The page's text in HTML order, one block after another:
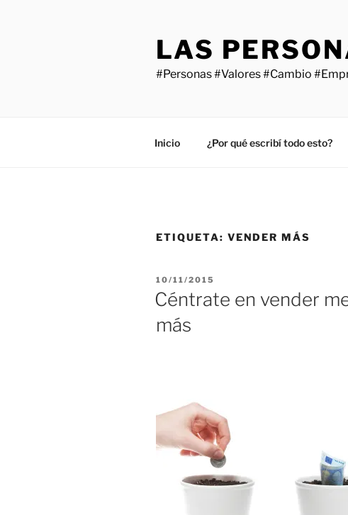
LAS
#Personas #Valores #Cambio
Inicio ¿Por qué escribí todo esto?
ETIQUETA: VENDER MÁS
PUBLICADO
EL
10/11/2015
Céntrate en vender
más